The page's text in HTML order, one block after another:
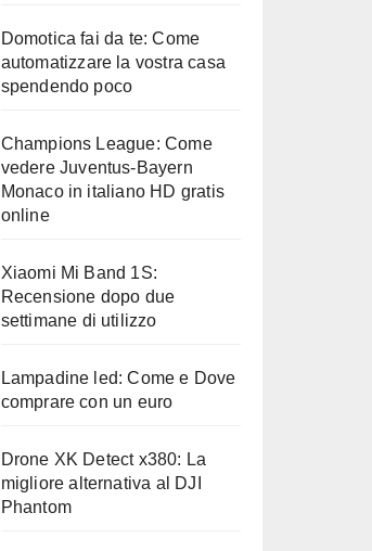
Domotica fai da te: Come
automatizzare la vostra casa
spendendo poco
Champions League: Come
vedere Juventus-Bayern
Monaco in italiano HD gratis
online
Xiaomi Mi Band 1S:
Recensione dopo due
settimane di utilizzo
Lampadine led: Come e Dove
comprare con un euro
Drone XK Detect x380: La
migliore alternativa al DJI
Phantom